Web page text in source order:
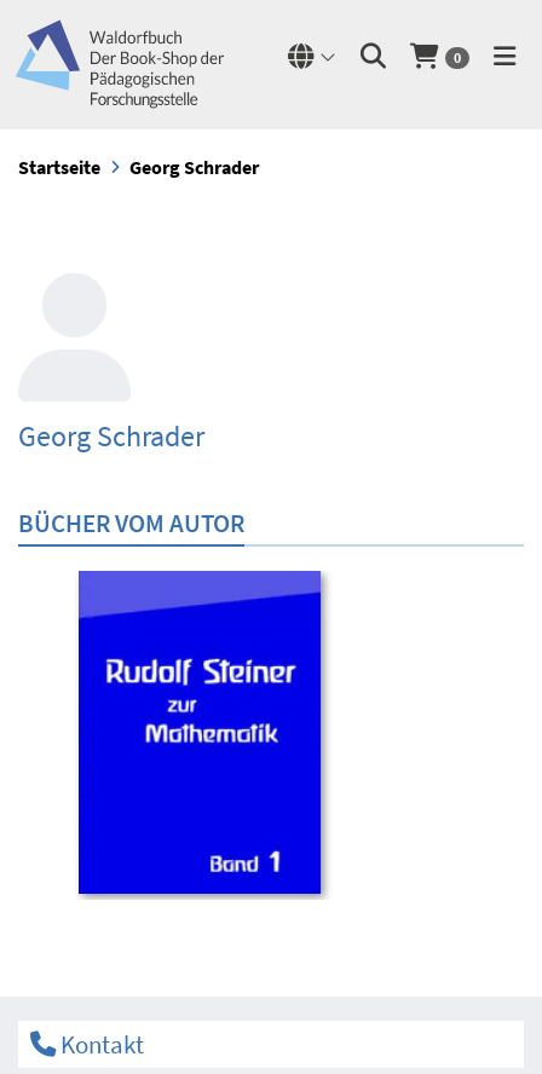
0
Startseite Georg Schrader
Georg Schrader
BÜCHER VOM AUTOR
Kontakt